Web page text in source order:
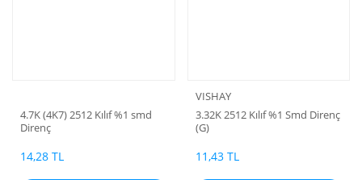
4.7K (4K7) 2512 Kılıf %1 smd
Direnç
14,28 TL
VISHAY
3.32K 2512 Kılıf %1 Smd Direnç
(G)
11,43 TL